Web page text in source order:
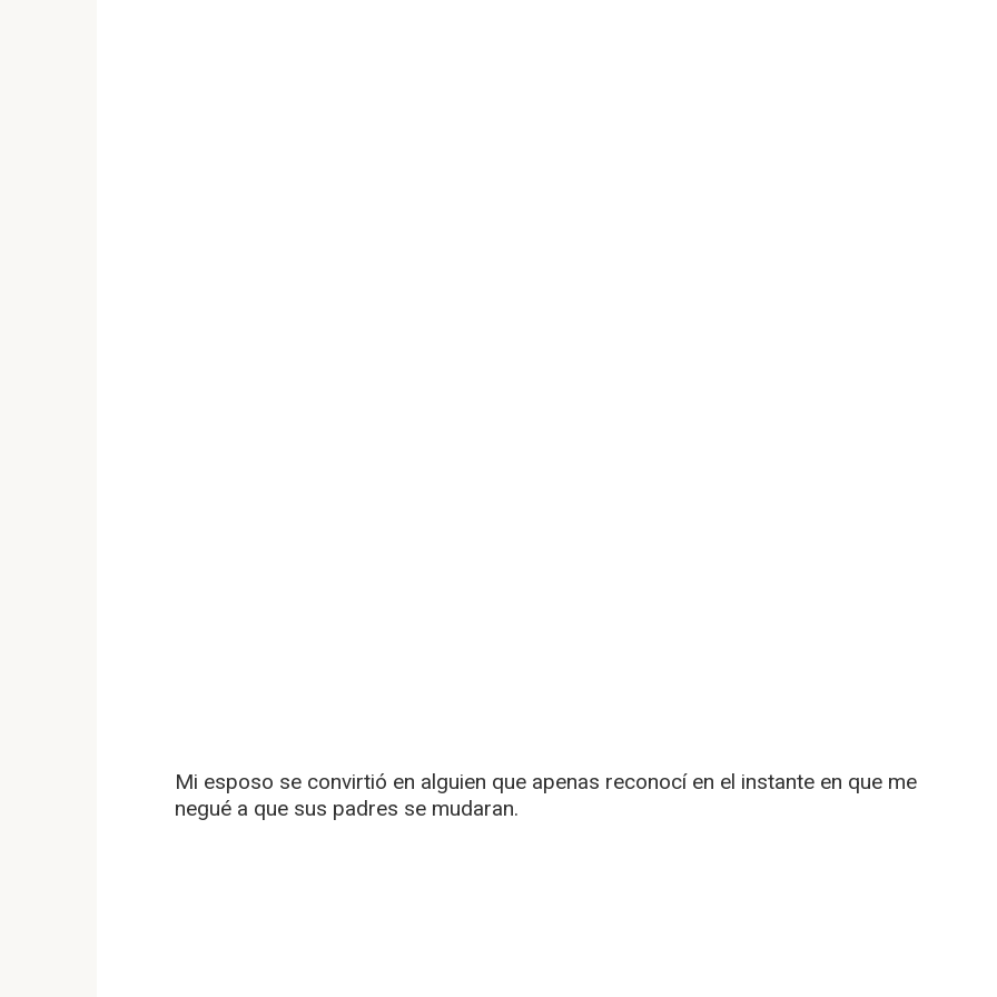
Mi esposo se convirtió en alguien que apenas reconocí en el instante en que me
negué a que sus padres se mudaran.